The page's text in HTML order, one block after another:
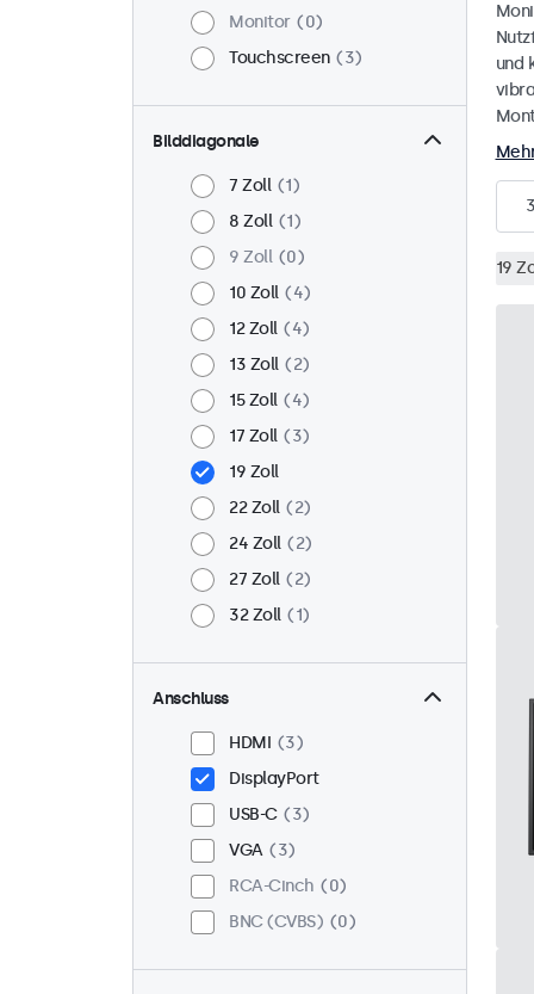
Monitor
0
Touchscreen
3
Bilddiagonale
7 Zoll
1
8 Zoll
1
9 Zoll
0
10 Zoll
4
12 Zoll
4
13 Zoll
2
15 Zoll
4
17 Zoll
3
19 Zoll
22 Zoll
2
24 Zoll
2
27 Zoll
2
32 Zoll
1
Anschluss
HDMI
3
DisplayPort
USB-C
3
VGA
3
RCA-Cinch
0
BNC (CVBS)
0
und
3
19